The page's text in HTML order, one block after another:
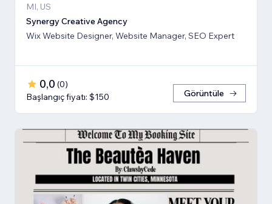
MI, US
Synergy Creative Agency
Wix Website Designer, Website Manager, SEO Expert
0,0 (0)
Başlangıç fiyatı: $150
Görüntüle